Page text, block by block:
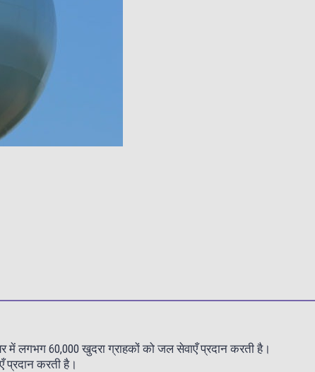
में लगभग 60,000 खुदरा ग्राहकों को जल सेवाएँ प्रदान करती है।
प्रदान करती है।